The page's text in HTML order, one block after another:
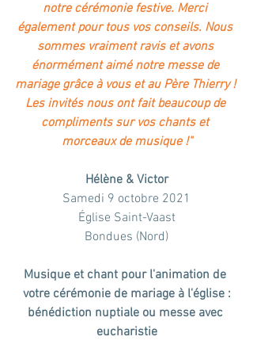
notre cérémonie festive. Merci
également pour tous vos conseils. Nous
sommes vraiment ravis et avons
énormément aimé notre messe de
mariage grâce à vous et au Père Thierry !
Les invités nous ont fait beaucoup de
compliments sur vos chants et
morceaux de musique !"
Hélène & Victor
Samedi 9 octobre 2021
Église Saint-Vaast
Bondues (Nord)
Musique et chant pour l'animation de
votre cérémonie de mariage à l'église :
bénédiction nuptiale ou messe avec
eucharistie